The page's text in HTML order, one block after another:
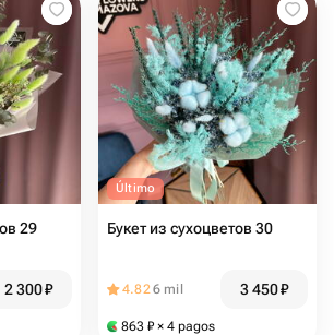
29
2 300₽
Último
Букет из сухоцветов 30
4.826 mil 3 450₽
863 ₽ × 4 pagos